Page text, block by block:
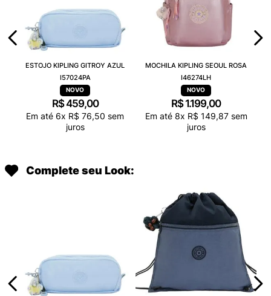
ESTOJO KIPLING GITROY AZUL
I57024PA
R$459,00
Em até 6x R$ 76,50 sem
juros
MOCHILA KIPLING SEOUL ROSA
I46274LH
R$ 1.199,00
Em até 8x R$ 149,87sem
juros
Complete seu Look: